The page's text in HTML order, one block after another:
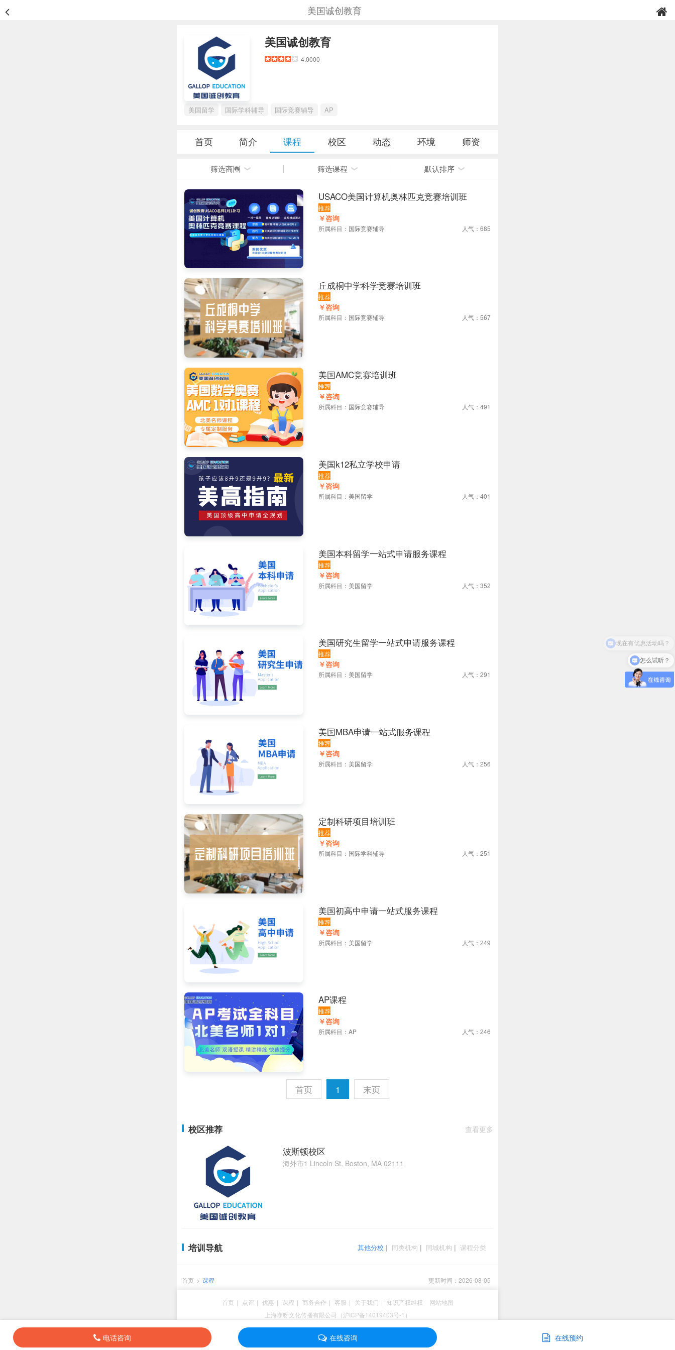
美国诚创教育
美国诚创教育
4.0000
美国留学 国际学科辅导 国际竞赛辅导 AP
首页 简介 课程 校区 动态 环境 师资
筛选商圈 筛选课程 默认排序
USACO美国计算机奥林匹克竞赛培训班
推荐
￥咨询
所属科目： 国际竞赛辅导 人气：685
丘成桐中学科学竞赛培训班
推荐
￥咨询
所属科目： 国际竞赛辅导 人气：567
美国AMC竞赛培训班
推荐
￥咨询
所属科目： 国际竞赛辅导 人气：491
美国k12私立学校申请
推荐
￥咨询
所属科目： 美国留学 人气：401
美国本科留学一站式申请服务课程
推荐
￥咨询
所属科目： 美国留学 人气：352
美国研究生留学一站式申请服务课程
推荐
￥咨询
所属科目： 美国留学 人气：291
美国MBA申请一站式服务课程
推荐
￥咨询
所属科目： 美国留学 人气：256
定制科研项目培训班
推荐
￥咨询
所属科目： 国际学科辅导 人气：251
美国初高中申请一站式服务课程
推荐
￥咨询
所属科目： 美国留学 人气：249
AP课程
推荐
￥咨询
所属科目： AP 人气：246
首页 1 末页
校区推荐 查看更多
波斯顿校区
海外市1 Lincoln St, Boston, MA 02111
其他分校 | 同类机构 | 同城机构 | 课程分类
培训导航
首页 > 课程 更新时间：2026-08-05
首页 | 点评 | 优惠 | 课程 | 商务合作 | 客服 | 关于我们 | 知识产权维权
网站地图
上海咿呀文化传播有限公司（沪ICP备14019403号-1）
电话咨询 在线咨询 在线预约
怎么试听？